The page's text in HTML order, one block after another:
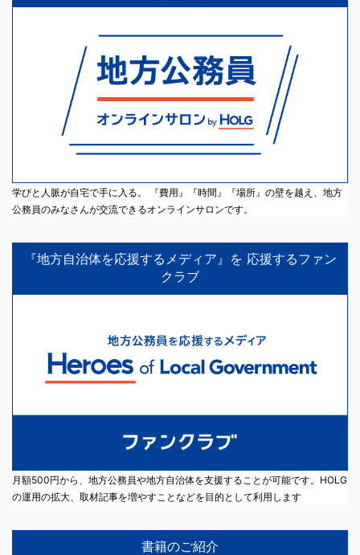
学びと人脈が自宅で手に入る。 『費用』『時間』『場所』の壁を越え、地方
公務員のみなさんが交流できるオンラインサロンです。
『地方自治体を応援するメディア』を 応援するファン
クラブ
月額500円から、地方公務員や地方自治体を支援することが可能です。HOLG
の運用の拡大、取材記事を増やすことなどを目的として利用します
書籍のご紹介